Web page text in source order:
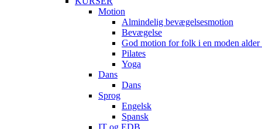
Motion
Almindelig bevægelsesmotion
Bevægelse
God motion for folk i en moden
Pilates
Yoga
Dans
Dans
Sprog
Engelsk
Spansk
IT og EDB